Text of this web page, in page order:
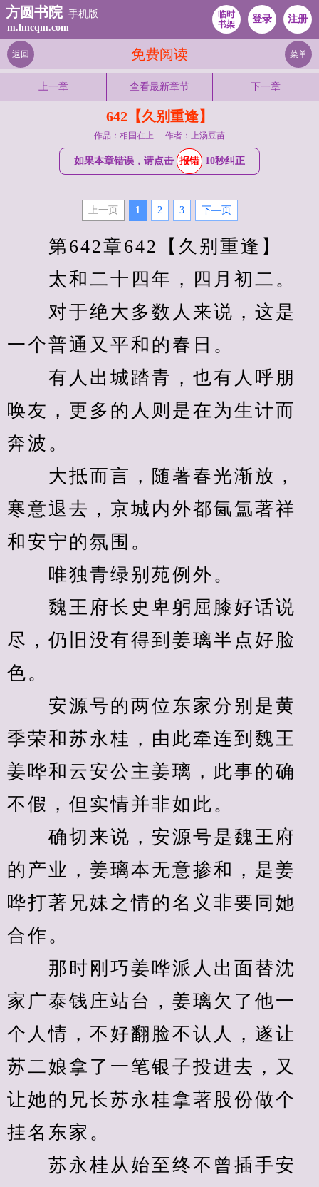
方圆书院 手机版
m.hncqm.com
临时
书架
登录 注册
免费阅读
返回 菜单
上一章 查看最新章节 下一章
642【久别重逢】
作品：相国在上 作者：上汤豆苗
如果本章错误，请点击 报错 10秒纠正
上一页 1 2 3 下—页
第642章642【久别重逢】
太和二十四年，四月初二。
对于绝大多数人来说，这是
一个普通又平和的春日。
有人出城踏青，也有人呼朋
唤友，更多的人则是在为生计而
奔波。
大抵而言，随著春光渐放，
寒意退去，京城内外都氤氲著祥
和安宁的氛围。
唯独青绿别苑例外。
魏王府长史卑躬屈膝好话说
尽，仍旧没有得到姜璃半点好脸
色。
安源号的两位东家分别是黄
季荣和苏永桂，由此牵连到魏王
姜哗和云安公主姜璃，此事的确
不假，但实情并非如此。
确切来说，安源号是魏王府
的产业，姜璃本无意掺和，是姜
哗打著兄妹之情的名义非要同她
合作。
那时刚巧姜哗派人出面替沈
家广泰钱庄站台，姜璃欠了他一
个人情，不好翻脸不认人，遂让
苏二娘拿了一笔银子投进去，又
让她的兄长苏永桂拿著股份做个
挂名东家。
苏永桂从始至终不曾插手安